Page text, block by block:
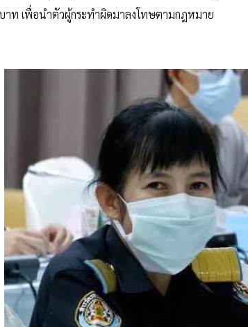
าท เพื่อนำตัวผู้กระทำผิดมาลงโทษตามกฎหมาย